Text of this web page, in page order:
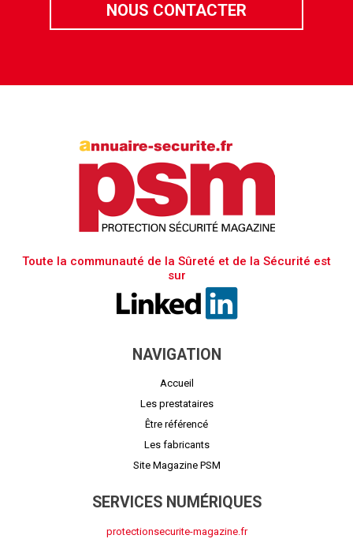
NOUS CONTACTER
Toute la communauté de la Sûreté et de la Sécurité est
sur
NAVIGATION
Accueil
Les prestataires
Être référencé
Les fabricants
Site Magazine PSM
SERVICES NUMÉRIQUES
protectionsecurite-magazine.fr